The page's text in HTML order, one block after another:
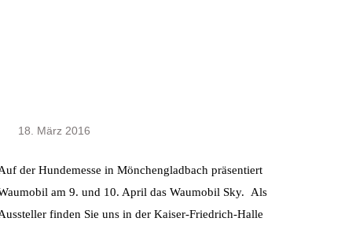
18. März 2016
der Hundemesse in Mönchengladbach präsentiert
am 9. und 10. April das Waumobil Sky. Als
finden Sie uns in der Kaiser-Friedrich-Halle